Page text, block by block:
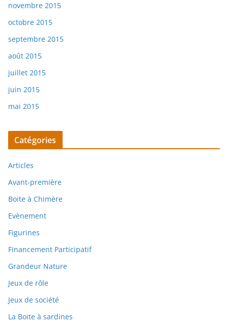
novembre 2015
octobre 2015
septembre 2015
août 2015
juillet 2015
juin 2015
mai 2015
Catégories
Articles
Avant-première
Boite à Chimère
Evènement
Figurines
Financement Participatif
Grandeur Nature
Jeux de rôle
Jeux de société
La Boite à sardines